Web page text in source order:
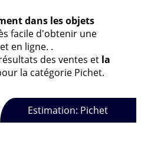
dans les objets
facile d'obtenir une
en ligne. .
des ventes et la
la catégorie Pichet.
Estimation: Pichet